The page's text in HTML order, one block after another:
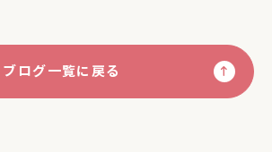
ブログ一覧に戻る